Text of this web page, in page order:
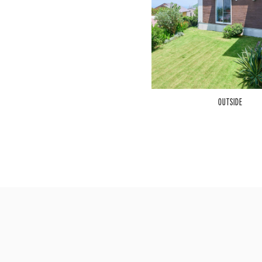
OUTSIDE